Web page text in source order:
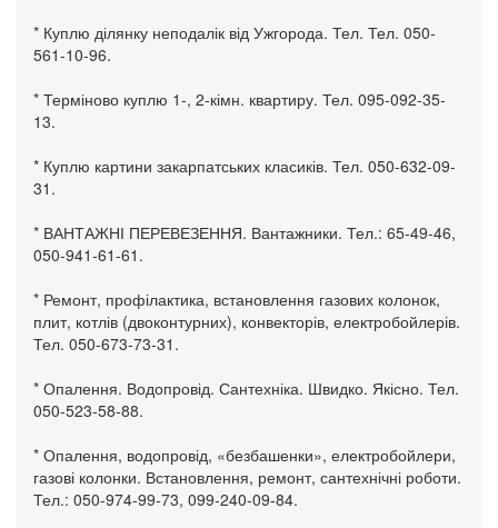
* Куплю ділянку неподалік від Ужгорода. Тел. Тел. 050-
561-10-96.
* Терміново куплю 1-, 2-кімн. квартиру. Тел. 095-092-35-
13.
* Куплю картини закарпатських класиків. Тел. 050-632-09-
31.
* ВАНТАЖНІ ПЕРЕВЕЗЕННЯ. Вантажники. Тел.: 65-49-46,
050-941-61-61.
* Ремонт, профілактика, встановлення газових колонок,
плит, котлів (двоконтурних), конвекторів, електробойлерів.
Тел. 050-673-73-31.
* Опалення. Водопровід. Сантехніка. Швидко. Якісно. Тел.
050-523-58-88.
* Опалення, водопровід, «безбашенки», електробойлери,
газові колонки. Встановлення, ремонт, сантехнічні роботи.
Тел.: 050-974-99-73, 099-240-09-84.